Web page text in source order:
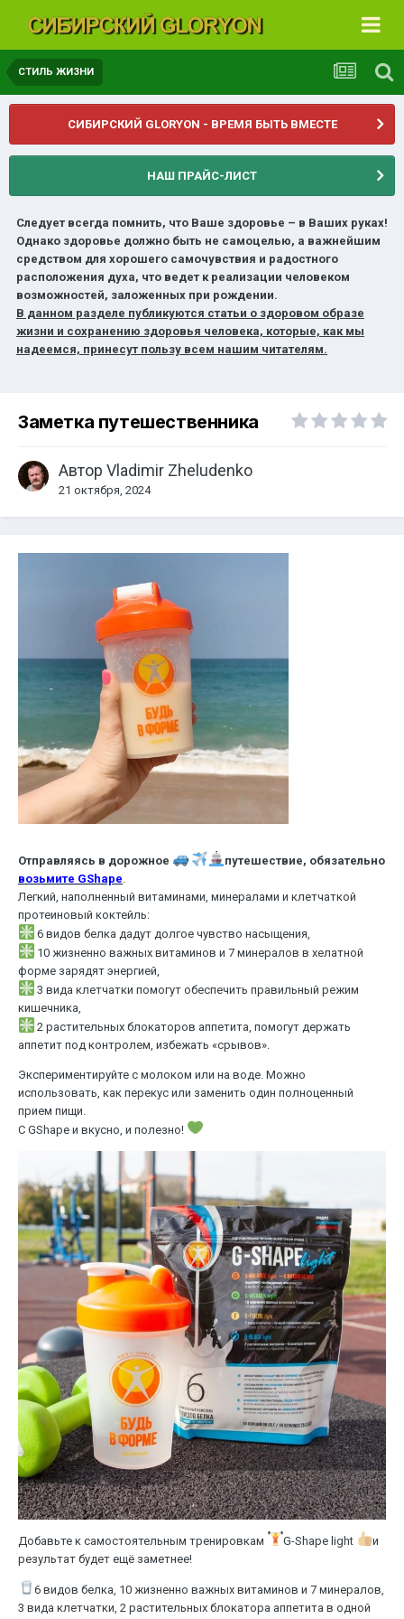
СТИЛЬ ЖИЗНИ
СИБИРСКИЙ GLORYON - ВРЕМЯ БЫТЬ ВМЕСТЕ
НАШ ПРАЙС-ЛИСТ
Следует всегда помнить, что Ваше здоровье – в Ваших руках!
Однако здоровье должно быть не самоцелью, а важнейшим
средством для хорошего самочувствия и радостного
расположения духа, что ведет к реализации человеком
возможностей, заложенных при рождении.
В данном разделе публикуются статьи о здоровом образе
жизни и сохранению здоровья человека, которые, как мы
надеемся, принесут пользу всем нашим читателям.
Заметка путешественника
Автор Vladimir Zheludenko
21 октября, 2024
Отправляясь в дорожное
путешествие, обязательно
возьмите GShape.
Легкий, наполненный витаминами, минералами и клетчаткой
протеиновый коктейль:
6 видов белка дадут долгое чувство насыщения,
10 жизненно важных витаминов и 7 минералов в хелатной
форме зарядят энергией,
3 вида клетчатки помогут обеспечить правильный режим
кишечника,
2 растительных блокаторов аппетита, помогут держать
аппетит под контролем, избежать «срывов».
Экспериментируйте с молоком или на воде. Можно
использовать, как перекус или заменить один полноценный
прием пищи.
С GShape и вкусно, и полезно!
Добавьте к самостоятельным тренировкам G-Shape light
и
результат будет ещё заметнее!
6 видов белка, 10 жизненно важных витаминов и 7 минералов,
3 вида клетчатки, 2 растительных блокатора аппетита в одной